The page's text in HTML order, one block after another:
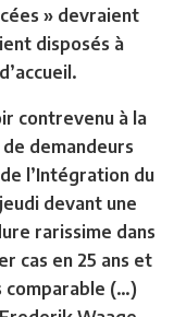
» devraient
disposés à
contrevenu à la
demandeurs
l’Intégration du
devant une
rarissime dans
cas en 25 ans et
comparable (…)